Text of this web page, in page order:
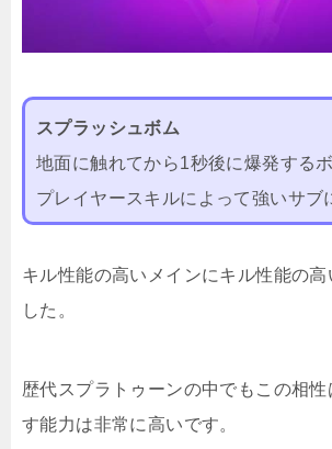
スプラッシュボム
地面に触れてから1秒後に爆発するボ
プレイヤースキルによって強いサブ
キル性能の高いメインにキル性能の高
した。
歴代スプラトゥーンの中でもこの相性
す能力は非常に高いです。